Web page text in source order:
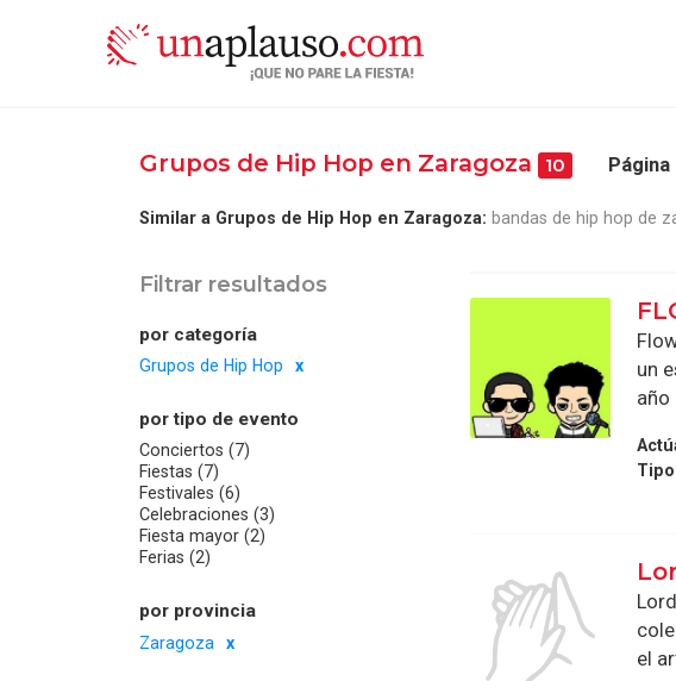
Grupos de Hip Hop en Zaragoza 10
Similar a Grupos de Hip Hop en Zaragoza: bandas de hip hop de
Filtrar resultados
por categoría
Grupos de Hip Hop
por tipo de evento
Conciertos (7)
Fiestas (7)
Festivales (6)
Celebraciones (3)
Fiesta mayor (2)
Ferias (2)
por provincia
Zaragoza
un
año
el